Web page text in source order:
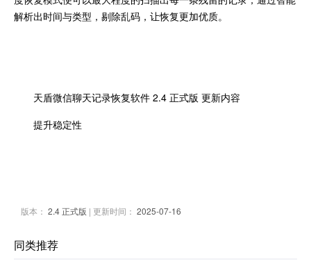
解析出时间与类型，剔除乱码，让恢复更加优质。
天盾微信聊天记录恢复软件 2.4 正式版 更新内容
提升稳定性
版本： 2.4 正式版 | 更新时间： 2025-07-16
同类推荐